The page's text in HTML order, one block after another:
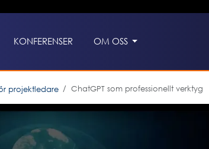
KONFERENSER OM OSS
projektledare ChatGPT som professionellt verktyg